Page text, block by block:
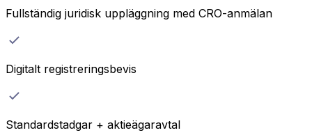
Fullständig juridisk uppläggning med CRO-anmälan
Digitalt registreringsbevis
Standardstadgar + aktieägaravtal